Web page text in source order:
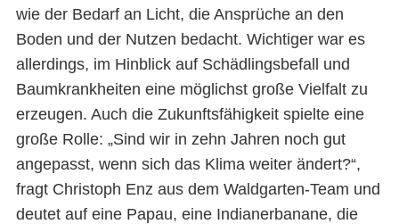
wie der Bedarf an Licht, die Ansprüche an den
Boden und der Nutzen bedacht. Wichtiger war es
allerdings, im Hinblick auf Schädlingsbefall und
Baumkrankheiten eine möglichst große Vielfalt zu
erzeugen. Auch die Zukunftsfähigkeit spielte eine
große Rolle: „Sind wir in zehn Jahren noch gut
angepasst, wenn sich das Klima weiter ändert?“,
fragt Christoph Enz aus dem Waldgarten-Team und
deutet auf eine Papau, eine Indianerbanane, die